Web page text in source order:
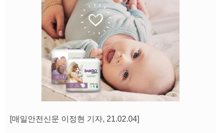
[매일안전신문 이정현 기자, 21.02.04]